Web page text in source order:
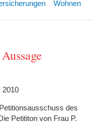
Wohnen
2010
des
Petititon von Frau P.